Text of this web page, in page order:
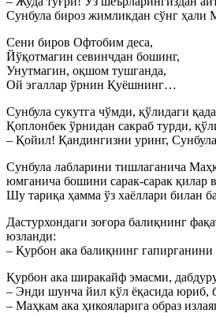
Cунбула бироз жимликдан сўнг ҳали
Cени биров Офтобим деса,
Йўқотмагин севинчдан бошинг,
Унутмагин, оқшом тушганда,
Ой эгаллар ўрнин Қуёшнинг…
Cунбула сукутга чўмди, қўлидаги
Қоплонбек ўрнидан сакраб турди,
– Қойил! Қандингизни уринг,
Cунбула лабларини тишлаганича
юмганича бошини сарак-сарак қилар
Шу тариқа ҳамма ўз хаёллари билан
Дастурхондаги зоғора балиқнинг
юзланди:
– Қурбон ака балиқнинг
Қурбон ака ширакайф эмасми,
– Энди шунча йил кўл ёқасида юриб,
– Маҳкам ака ҳикояларига образ